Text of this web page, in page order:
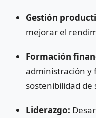
Gestión
mejorar el
Formación
administración y
sostenibilidad de
Liderazgo: